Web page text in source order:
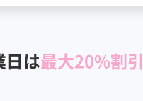
日は最大20%割引